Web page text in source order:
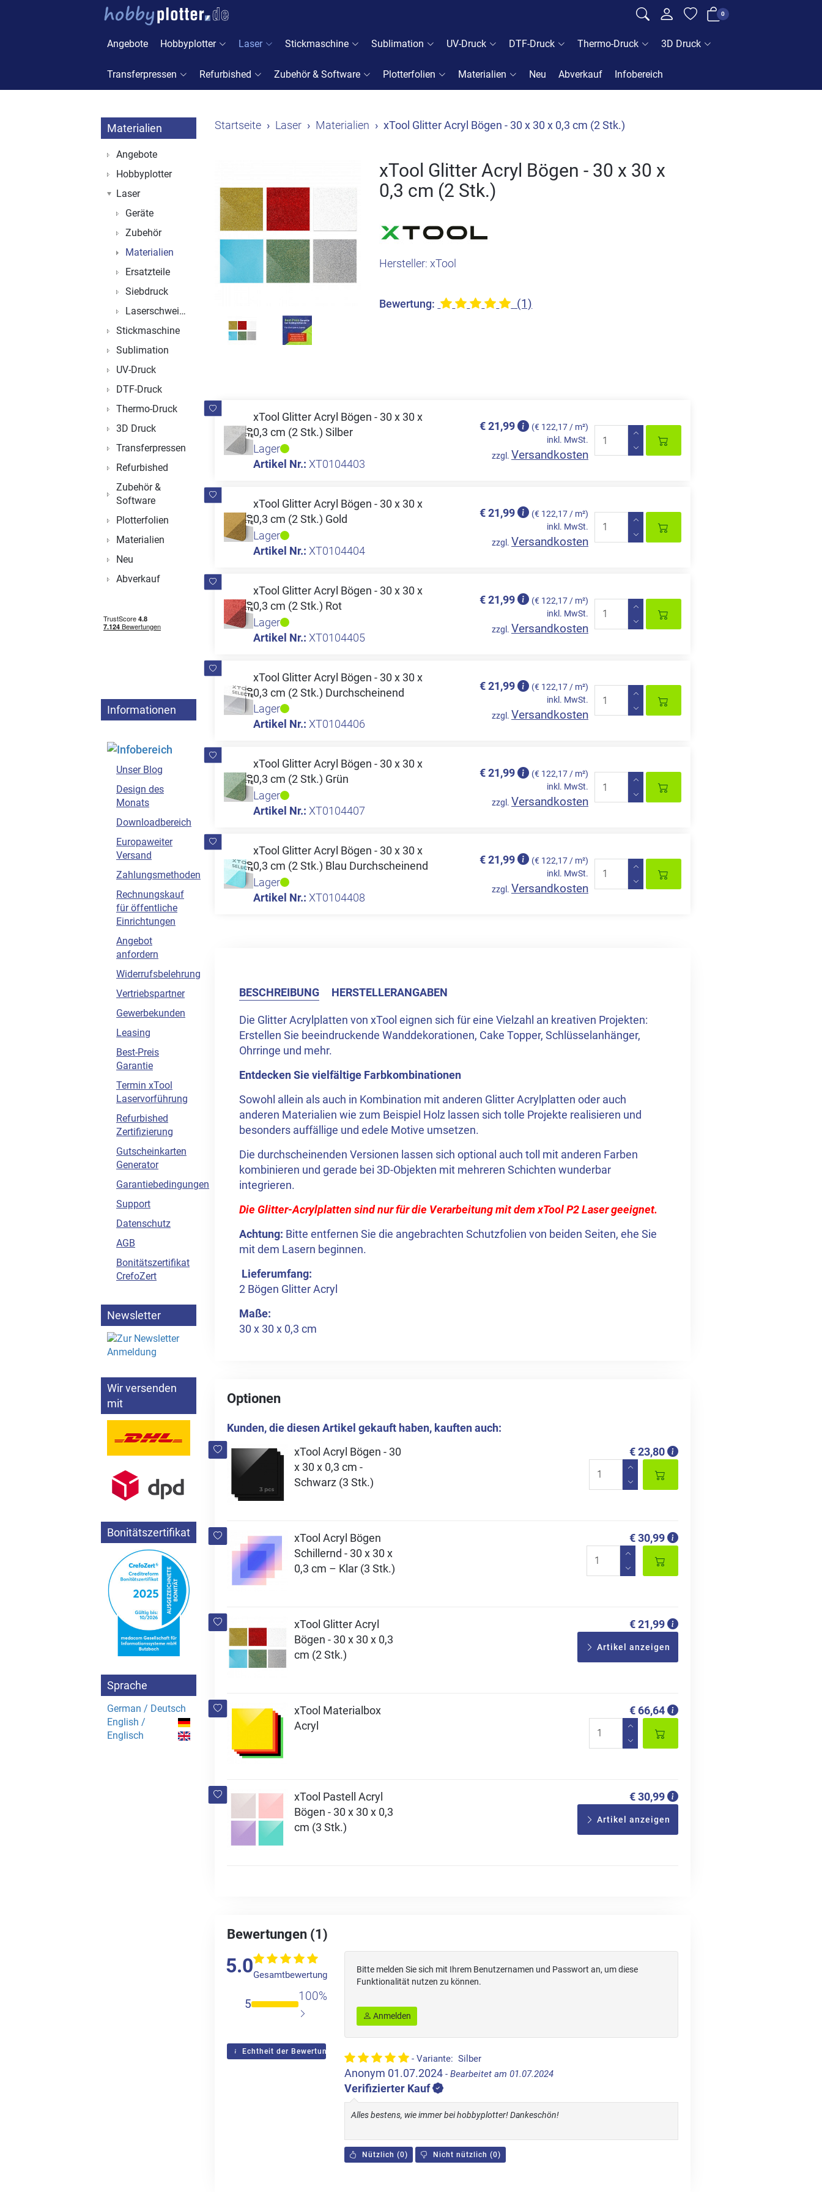
0
Angebote Hobbyplotter Laser Stickmaschine Sublimation UV-Druck DTF-Druck Thermo-Druck 3D Druck
Transferpressen Refurbished Zubehör & Software Plotterfolien Materialien Neu Abverkauf Infobereich
Startseite Laser Materialien xTool Glitter Acryl Bögen - 30 x 30 x 0,3 cm (2 Stk.)
xTool Glitter Acryl Bögen - 30 x 30 x
0,3 cm (2 Stk.)
Hersteller: xTool
Bewertung: (1)
xTool Glitter Acryl Bögen - 30 x 30 x
0,3 cm (2 Stk.) Silber
Lager
Artikel Nr.: XT0104403
€ 21,99
(€ 122,17 / m²)
inkl. MwSt.
zzgl. Versandkosten
xTool Glitter Acryl Bögen - 30 x 30 x
0,3 cm (2 Stk.) Gold
Lager
Artikel Nr.: XT0104404
€ 21,99
(€ 122,17 / m²)
inkl. MwSt.
zzgl. Versandkosten
xTool Glitter Acryl Bögen - 30 x 30 x
0,3 cm (2 Stk.) Rot
Lager
Artikel Nr.: XT0104405
€ 21,99
(€ 122,17 / m²)
inkl. MwSt.
zzgl. Versandkosten
xTool Glitter Acryl Bögen - 30 x 30 x
0,3 cm (2 Stk.) Durchscheinend
Lager
Artikel Nr.: XT0104406
€ 21,99
(€ 122,17 / m²)
inkl. MwSt.
zzgl. Versandkosten
xTool Glitter Acryl Bögen - 30 x 30 x
0,3 cm (2 Stk.) Grün
Lager
Artikel Nr.: XT0104407
€ 21,99
(€ 122,17 / m²)
inkl. MwSt.
zzgl. Versandkosten
xTool Glitter Acryl Bögen - 30 x 30 x
0,3 cm (2 Stk.) Blau Durchscheinend
Lager
Artikel Nr.: XT0104408
€ 21,99
(€ 122,17 / m²)
inkl. MwSt.
zzgl. Versandkosten
BESCHREIBUNG HERSTELLERANGABEN
Die Glitter Acrylplatten von xTool eignen sich für eine Vielzahl an kreativen Projekten:
Erstellen Sie beeindruckende Wanddekorationen, Cake Topper, Schlüsselanhänger,
Ohrringe und mehr.
Entdecken Sie vielfältige Farbkombinationen
Sowohl allein als auch in Kombination mit anderen Glitter Acrylplatten oder auch
anderen Materialien wie zum Beispiel Holz lassen sich tolle Projekte realisieren und
besonders auffällige und edele Motive umsetzen.
Die durchscheinenden Versionen lassen sich optional auch toll mit anderen Farben
kombinieren und gerade bei 3D-Objekten mit mehreren Schichten wunderbar
integrieren.
Die Glitter-Acrylplatten sind nur für die Verarbeitung mit dem xTool P2 Laser geeignet.
Achtung: Bitte entfernen Sie die angebrachten Schutzfolien von beiden Seiten, ehe Sie
mit dem Lasern beginnen.
Lieferumfang:
2 Bögen Glitter Acryl
Maße:
30 x 30 x 0,3 cm
Optionen
Kunden, die diesen Artikel gekauft haben, kauften auch:
xTool Acryl Bögen - 30
x 30 x 0,3 cm -
Schwarz (3 Stk.)
€ 23,80
xTool Acryl Bögen
Schillernd - 30 x 30 x
0,3 cm – Klar (3 Stk.)
€ 30,99
xTool Glitter Acryl
Bögen - 30 x 30 x 0,3
cm (2 Stk.)
€ 21,99
Artikel anzeigen
xTool Materialbox
Acryl
€ 66,64
xTool Pastell Acryl
Bögen - 30 x 30 x 0,3
cm (3 Stk.)
€ 30,99
Artikel anzeigen
Bewertungen (1)
5.0Gesamtbewertung
5
100%
Echtheit der Bewertungen
Bitte melden Sie sich mit Ihrem Benutzernamen und Passwort an, um diese
Funktionalität nutzen zu können.
Anmelden
- Variante: Silber
Anonym 01.07.2024 - Bearbeitet am 01.07.2024
Verifizierter Kauf
Alles bestens, wie immer bei hobbyplotter! Dankeschön!
Nützlich (0) Nicht nützlich (0)
Materialien
Angebote
Hobbyplotter
Laser
Geräte
Zubehör
Materialien
Ersatzteile
Siebdruck
Laserschweißen
Stickmaschine
Sublimation
UV-Druck
DTF-Druck
Thermo-Druck
3D Druck
Transferpressen
Refurbished
Zubehör &
Software
Plotterfolien
Materialien
Neu
Abverkauf
Informationen
Unser Blog
Design des
Monats
Downloadbereich
Europaweiter
Versand
Zahlungsmethoden
Rechnungskauf
für öffentliche
Einrichtungen
Angebot
anfordern
Widerrufsbelehrung
Vertriebspartner
Gewerbekunden
Leasing
Best-Preis
Garantie
Termin xTool
Laservorführung
Refurbished
Zertifizierung
Gutscheinkarten
Generator
Garantiebedingungen
Support
Datenschutz
AGB
Bonitätszertifikat
CrefoZert
Newsletter
Wir versenden
mit
Bonitätszertifikat
Sprache
German / Deutsch
English /
Englisch